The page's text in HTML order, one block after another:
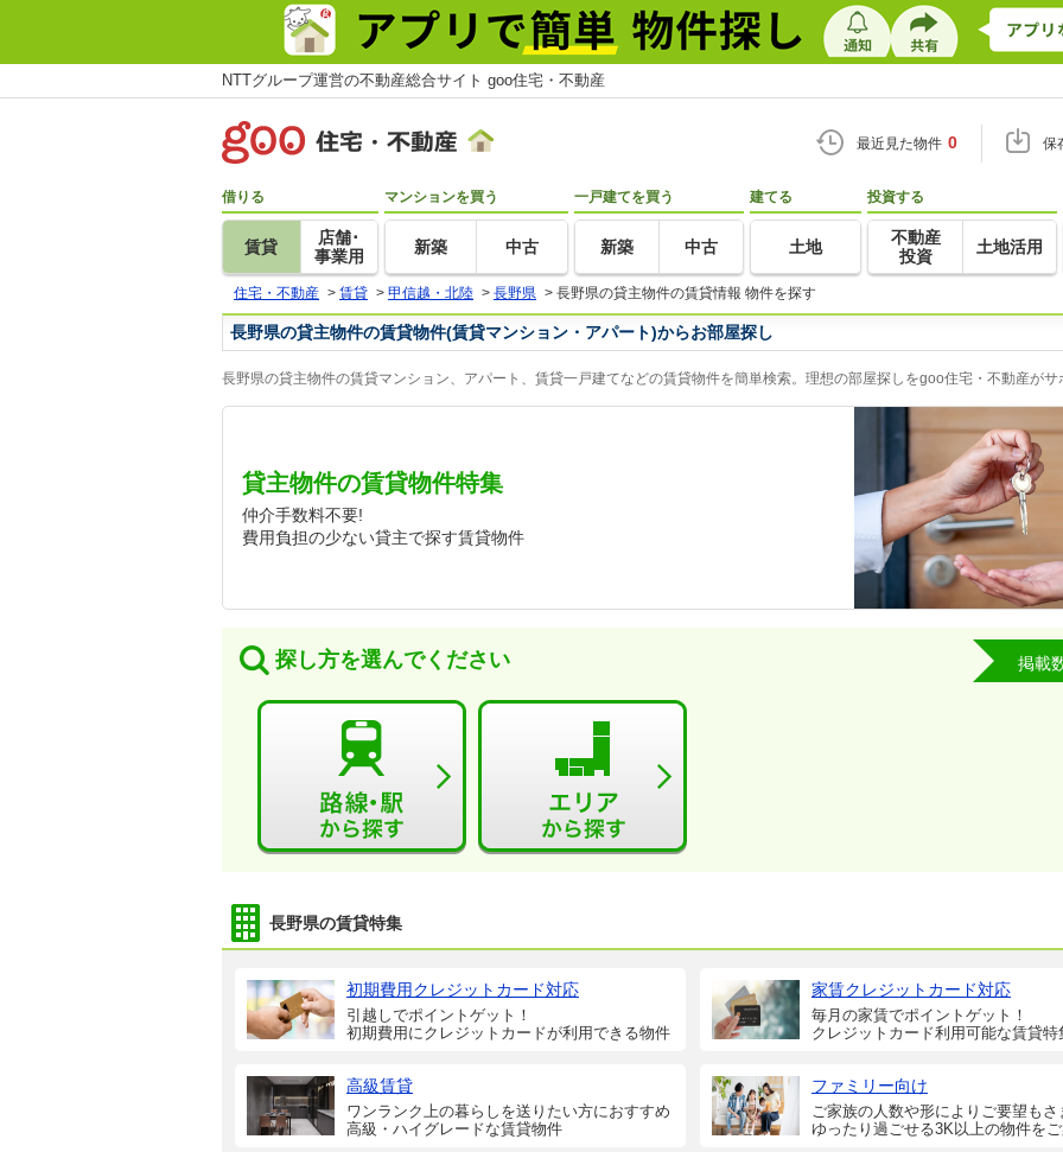
NTTグループ運営の不動産総合サイト goo住宅・不動産
最近見た物件 0 保
借りる
賃貸
店舗･
事業用
マンションを買う
新築 中古
一戸建てを買う
新築 中古
建てる
土地
投資する
不動産
投資
土地活用
住宅・不動産 > 賃貸 > 甲信越・北陸 > 長野県 > 長野県の貸主物件の賃貸情報 物件を探す
長野県の貸主物件の賃貸物件(賃貸マンション・アパート)からお部屋探し
長野県の貸主物件の賃貸マンション、アパート、賃貸一戸建てなどの賃貸物件を簡単検索。理想の部屋探しをgoo住宅・不動産がサ
貸主物件の賃貸物件特集
仲介手数料不要!
費用負担の少ない貸主で探す賃貸物件
探し方を選んでください 掲載
長野県の賃貸特集
初期費用クレジットカード対応
引越しでポイントゲット！
初期費用にクレジットカードが利用できる物件
家賃クレジットカード対応
毎月の家賃でポイントゲット！
クレジットカード利用可能な賃貸特
高級賃貸
ワンランク上の暮らしを送りたい方におすすめ
高級・ハイグレードな賃貸物件
ファミリー向け
ご家族の人数や形によりご要望もさ
ゆったり過ごせる3K以上の物件をご